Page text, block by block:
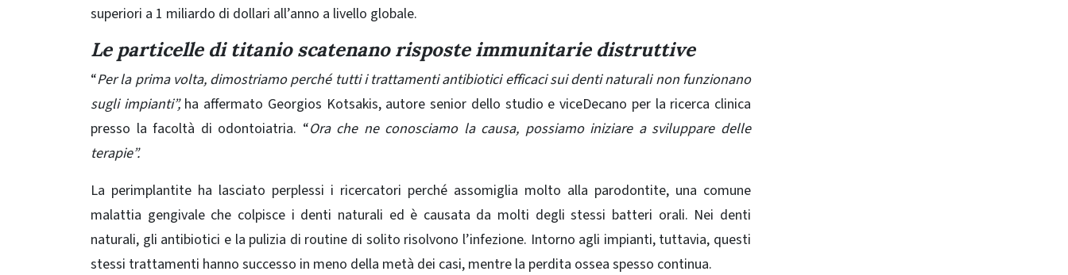
superiori a 1 miliardo di dollari all’anno a livello globale.
Le particelle di titanio scatenano risposte immunitarie distruttive
“Per la prima volta, dimostriamo perché tutti i trattamenti antibiotici efficaci sui denti naturali non funzionano
sugli impianti”,ha affermato Georgios Kotsakis, autore senior dello studio e viceDecano per la ricerca clinica
presso la facoltà di odontoiatria. “Ora che ne conosciamo la causa, possiamo iniziare a sviluppare delle
terapie”.
La perimplantite ha lasciato perplessi i ricercatori perché assomiglia molto alla parodontite, una comune
malattia gengivale che colpisce i denti naturali ed è causata da molti degli stessi batteri orali. Nei denti
naturali, gli antibiotici e la pulizia di routine di solito risolvono l’infezione. Intorno agli impianti, tuttavia, questi
stessi trattamenti hanno successo in meno della metà dei casi, mentre la perdita ossea spesso continua.